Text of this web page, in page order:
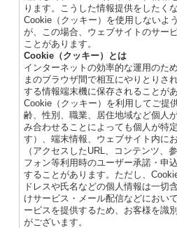
ります。こうした情報提供をしたく
Cookie（クッキー）を使用しないよ
が、この場合、ウェブサイトのサー
ことがあります。
Cookie（クッキー）とは
インターネットの効率的な運用のた
まのブラウザ間で相互にやりとりさ
する情報端末機に保存されることがあ
Cookie（クッキー）を利用してご提
齢、性別、職業、居住地域など個人
み合わせることによっても個人が特
す）、端末情報、ウェブサイト内に
（アクセスしたURL、コンテンツ、
フォン等利用時のユーザー承諾・申
することがあります。ただし、
ドレスや氏名などの個人情報は一切
けサービス・メール配信などにおい
ービスを提供するため、お客様を識
がございます。